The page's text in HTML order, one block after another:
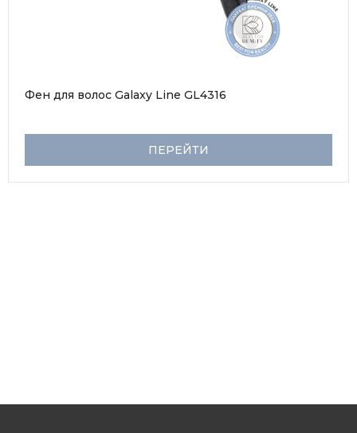
Фен для волос Galaxy Line GL4316
ПЕРЕЙТИ